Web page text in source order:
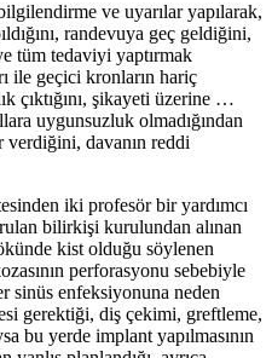
ve uyarılar yapılarak,
randevuya geç geldiğini,
tüm tedaviyi yaptırmak
ile geçici kronların hariç
çıktığını, şikayeti üzerine …
uygunsuzluk olmadığından
verdiğini, davanın reddi
iki profesör bir yardımcı
bilirkişi kurulundan alınan
kist olduğu söylenen
perforasyonu sebebiyle
sinüs enfeksiyonuna neden
gerektiği, diş çekimi, greftleme,
bu yerde implant yapılmasının